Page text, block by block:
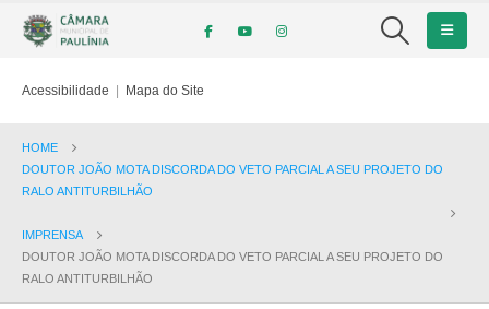
Acessibilidade | Mapa do Site
HOME
DOUTOR JOÃO MOTA DISCORDA DO VETO PARCIAL A SEU PROJETO DO
RALO ANTITURBILHÃO
IMPRENSA
DOUTOR JOÃO MOTA DISCORDA DO VETO PARCIAL A SEU PROJETO DO
RALO ANTITURBILHÃO